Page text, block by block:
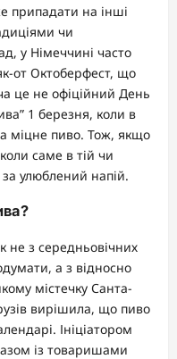
припадати на інші
чи
у Німеччині часто
от Октоберфест, що
це не офіційний День
1 березня, коли в
міцне пиво. Тож, якщо
саме в тій чи
за улюблений напій.
не з середньовічних
а з відносно
містечку Санта-
вирішила, що пиво
Ініціатором
із товаришами